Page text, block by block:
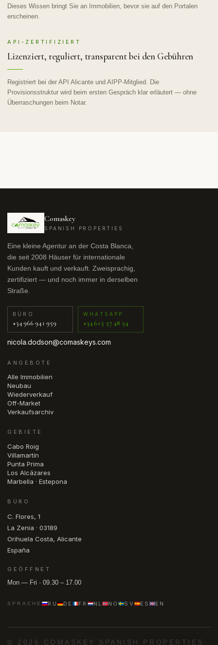
Dieses Wissen bringt Sie an Immobilien, bevor sie auf den Portalen
erscheinen.
API-ZERTIFIZIERT
Lizenziert, reguliert, transparent bei den Gebühren
Registriert bei der API Alicante und AIPP-Mitglied. Die
Provisionsstruktur wird beim ersten Gespräch klar erläutert — ohne
Überraschungen beim Notar.
Comaskey
SPANISH PROPERTIES
Eine kleine Agentur an der Costa Blanca,
die seit 2008 Häuser für internationale
Kunden kauft und verkauft. Zweisprachig,
zertifiziert — und noch immer in derselben
Straße.
BÜRO
+34 966 941 959
WHATSAPP
+34 615 57 48 54
nicola.dodson@comaskeys.com
ANGEBOTE
Alle Immobilien
Neubau
Wiederverkauf
Off-Market
Verkaufsarchiv
GEBIETE
Cabo Roig
Villamartín
Punta Prima
Los Alcázares
Marbella · Estepona
BÜRO
C. Flores, 1
La Zenia · 03189
Orihuela Costa, Alicante
España
GEÖFFNET
Mon — Fri · 09.30 – 17.00
SPRACHE RU DE FR NL NO SV ES EN
© 2026 COMASKEY SPANISH PROPERTIES